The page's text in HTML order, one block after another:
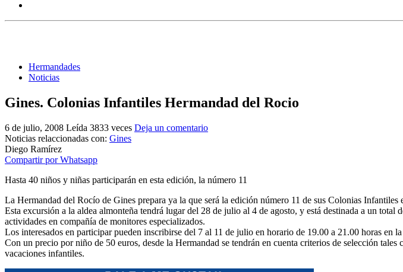
Hermandades
Noticias
Gines. Colonias Infantiles Hermandad del Rocio
6 de julio, 2008 Leída 3833 veces Deja un comentario
Noticias relaccionadas con: Gines
Diego Ramírez
Compartir por Whatsapp
Hasta 40 niños y niñas participarán en esta edición, la número 11
La Hermandad del Rocío de Gines prepara ya la que será la edición número 11 de sus Colonias Infantiles
Esta excursión a la aldea almonteña tendrá lugar del 28 de julio al 4 de agosto, y está destinada a un
actividades en compañía de monitores especializados.
Los interesados en participar pueden inscribirse del 7 al 11 de julio en horario de 19.00 a 21.00 horas en
Con un precio por niño de 50 euros, desde la Hermandad se tendrán en cuenta criterios de selección
vacaciones infantiles.